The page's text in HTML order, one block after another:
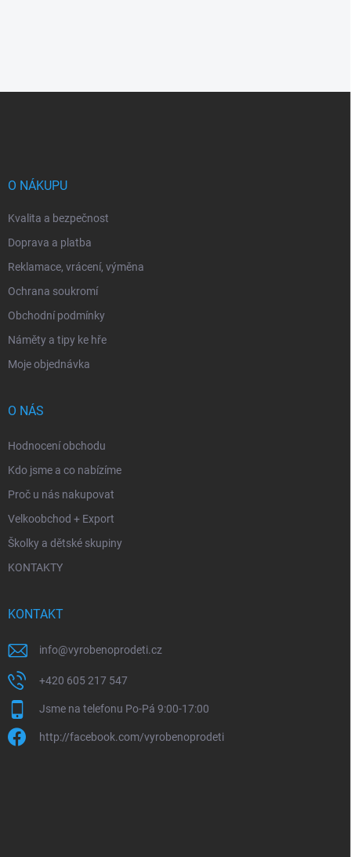
O NÁKUPU
Kvalita a bezpečnost
Doprava a platba
Reklamace, vrácení, výměna
Ochrana soukromí
Obchodní podmínky
Náměty a tipy ke hře
Moje objednávka
O NÁS
Hodnocení obchodu
Kdo jsme a co nabízíme
Proč u nás nakupovat
Velkoobchod + Export
Školky a dětské skupiny
KONTAKTY
KONTAKT
info@vyrobenoprodeti.cz
+420 605 217 547
Jsme na telefonu Po-Pá 9:00-17:00
http://facebook.com/vyrobenoprodeti